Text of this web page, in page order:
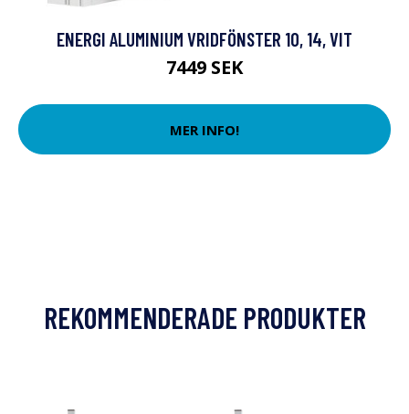
ENERGI ALUMINIUM VRIDFÖNSTER 10, 14, VIT
7449 SEK
MER INFO!
REKOMMENDERADE PRODUKTER